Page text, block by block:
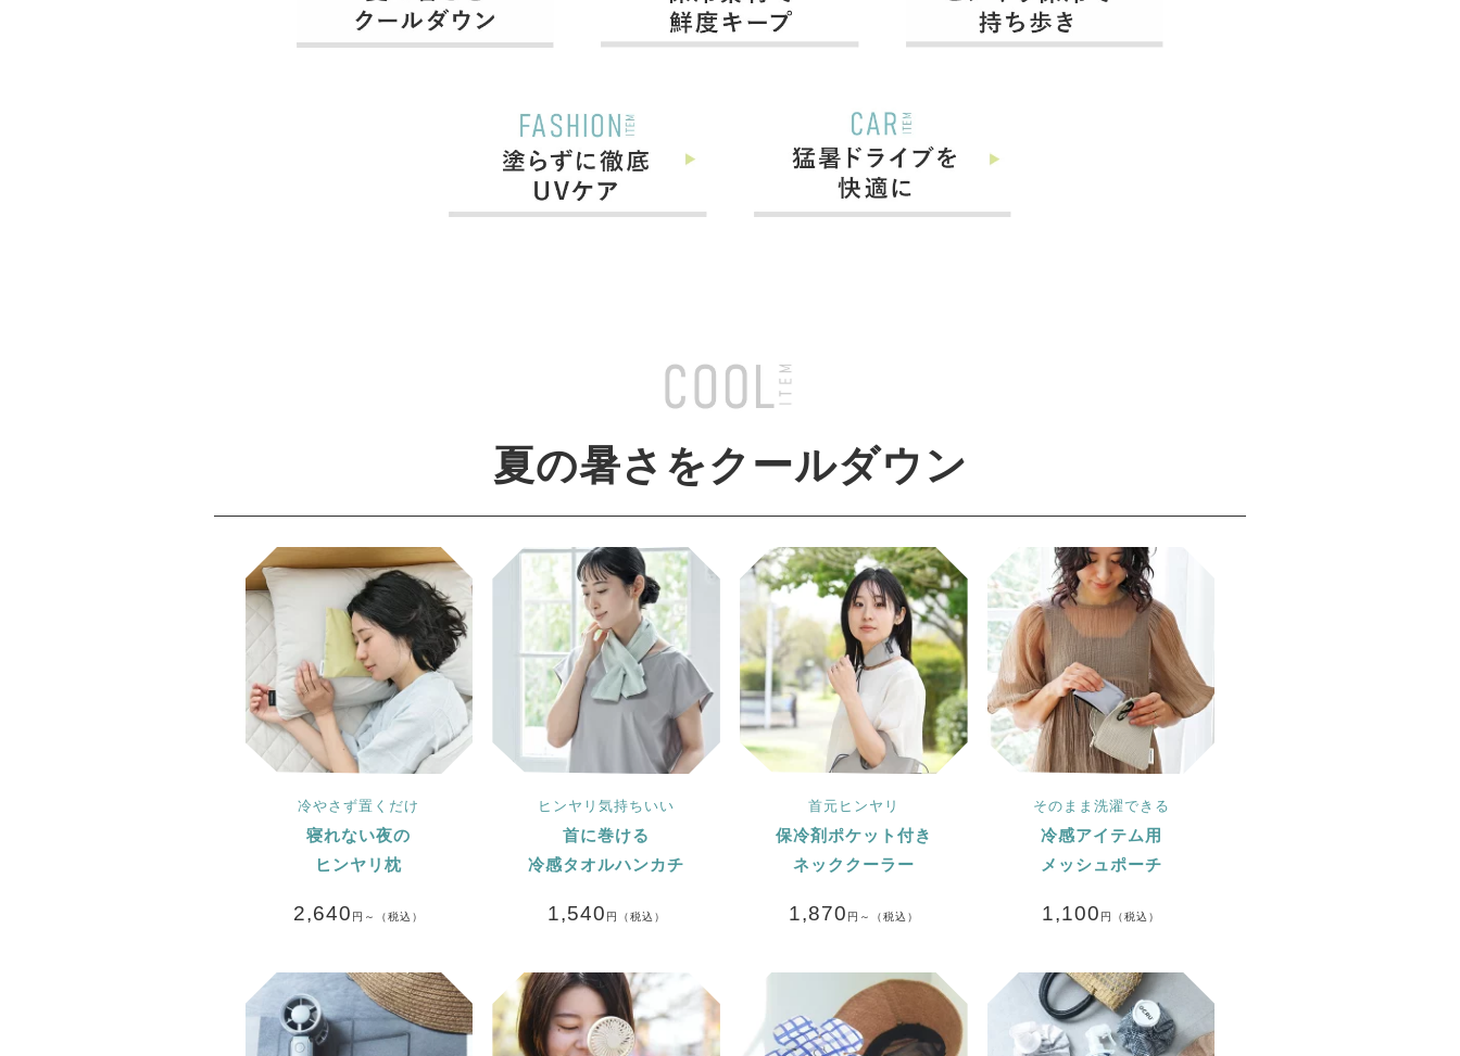
夏の暑さをクールダウン
冷やさず置くだけ
寝れない夜の
ヒンヤリ枕
2,640 円～（税込）
ヒンヤリ気持ちいい
首に巻ける
冷感タオルハンカチ
1,540 円（税込）
首元ヒンヤリ
保冷剤ポケット付き
ネッククーラー
1,870 円～（税込）
そのまま洗濯できる
冷感アイテム用
メッシュポーチ
1,100 円（税込）